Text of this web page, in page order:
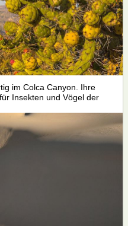
im Colca Canyon. Ihre
Insekten und Vögel der